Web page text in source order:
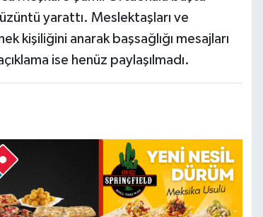
yarattı. Meslektaşları ve
kişiliğini anarak başsağlığı mesajları
ise henüz paylaşılmadı.